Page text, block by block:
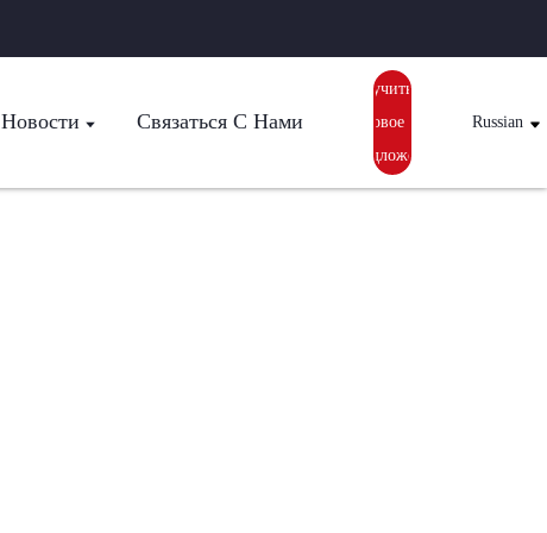
Новости Связаться С Нами
Получить
Ценовое
Предложение
Russian